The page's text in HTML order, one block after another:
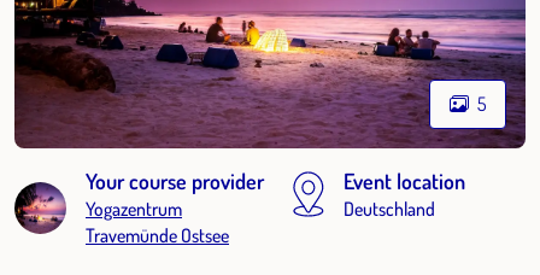
5
Your course provider
Yogazentrum
Travemünde Ostsee
Event location
Deutschland